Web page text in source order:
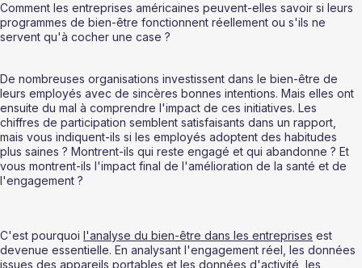
Comment les entreprises américaines peuvent-elles savoir si leurs
programmes de bien-être fonctionnent réellement ou s'ils ne
servent qu'à cocher une case ?
De nombreuses organisations investissent dans le bien-être de
leurs employés avec de sincères bonnes intentions. Mais elles ont
ensuite du mal à comprendre l'impact de ces initiatives. Les
chiffres de participation semblent satisfaisants dans un rapport,
mais vous indiquent-ils si les employés adoptent des habitudes
plus saines ? Montrent-ils qui reste engagé et qui abandonne ? Et
vous montrent-ils l'impact final de l'amélioration de la santé et de
l'engagement ?
C'est pourquoi l'analyse du bien-être dans les entreprises est
devenue essentielle. En analysant l'engagement réel, les données
issues des appareils portables et les données d'activité, les